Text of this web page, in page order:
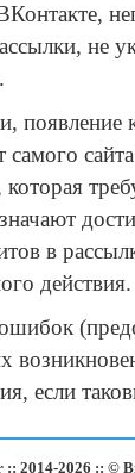
не
появление
в
действия.
если
:: 2014-2026 :: ©